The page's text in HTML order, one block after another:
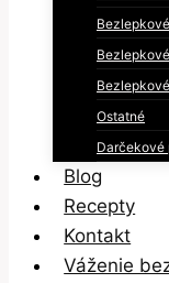
Ostatné
Darčekové
Blog
Recepty
Kontakt
Váženie